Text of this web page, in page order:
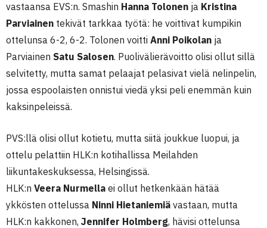
vastaansa EVS:n. Smashin Hanna Tolonen ja Kristina
Parviainen tekivät tarkkaa työtä: he voittivat kumpikin
ottelunsa 6-2, 6-2. Tolonen voitti Anni Poikolan ja
Parviainen Satu Salosen. Puolivälierävoitto olisi ollut sillä
selvitetty, mutta samat pelaajat pelasivat vielä nelinpelin,
jossa espoolaisten onnistui viedä yksi peli enemmän kuin
kaksinpeleissä.
PVS:llä olisi ollut kotietu, mutta siitä joukkue luopui, ja
ottelu pelattiin HLK:n kotihallissa Meilahden
liikuntakeskuksessa, Helsingissä.
HLK:n Veera Nurmella ei ollut hetkenkään hätää
ykkösten ottelussa Ninni Hietaniemiä vastaan, mutta
HLK:n kakkonen, Jennifer Holmberg, hävisi ottelunsa